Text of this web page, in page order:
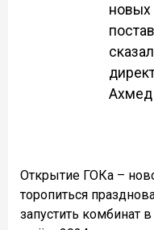
новых
Ахмед
Открытие ГОКа –
торопиться
запустить комбинат